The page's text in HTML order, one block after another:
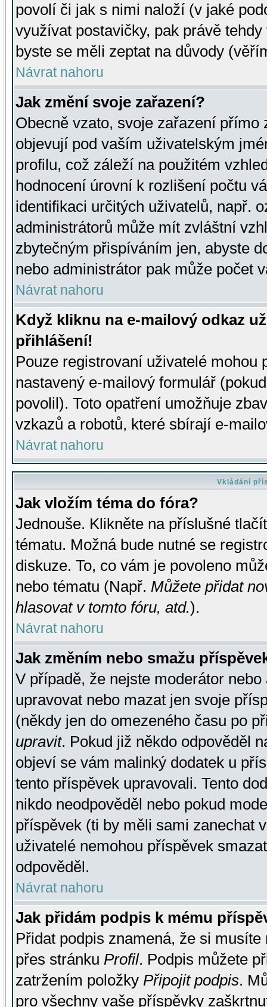
povolí či jak s nimi naloží (v jaké
využívat postavičky, pak právě
byste se měli zeptat na důvody
Návrat nahoru
Jak změní svoje zařazení?
Obecně vzato, svoje zařazení přímo
objevují pod vaším uživatelským
profilu, což záleží na použitém
hodnocení úrovní k rozlišení počtu
identifikaci určitých uživatelů, např.
administrátorů může mít zvláštní
zbytečným přispíváním jen, abyste
nebo administrátor pak může počet
Návrat nahoru
Když kliknu na e-mailový odkaz
přihlášení!
Pouze registrovaní uživatelé mohou
nastavený e-mailový formulář
povolil). Toto opatření umožňuje
vzkazů a robotů, které sbírají e-
Návrat nahoru
Vkládání
Jak vložím téma do fóra?
Jednouše. Klikněte na příslušné
tématu. Možná bude nutné se
diskuze. To, co vám je povoleno
nebo tématu (Např. Můžete přidat
hlasovat v tomto fóru, atd.).
Návrat nahoru
Jak změním nebo smažu
V případě, že nejste moderátor
upravovat nebo mazat jen svoje
(někdy jen do omezeného času po
upravit. Pokud již někdo odpověděl
objeví se vám malinký dodatek u
tento příspěvek upravovali. Tento
nikdo neodpověděl nebo pokud
příspěvek (ti by měli sami zanechat
uživatelé nemohou příspěvek
odpověděl.
Návrat nahoru
Jak přidám podpis k mému
Přidat podpis znamená, že si
přes stránku Profil. Podpis můžete
zatržením položky Připojit podpis.
pro všechny vaše příspěvky